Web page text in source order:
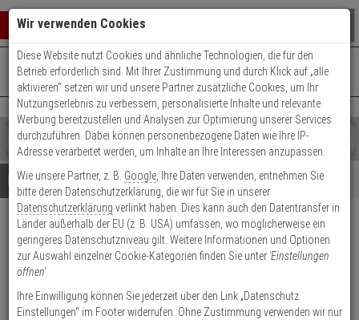
Warenkorb schließen
0 ARTIKEL IM WARENKORB
Ihr Warenkorb ist momentan leer.
Ergebnisse ()
Fertig
Shop
durchsuchen
Bitte
geben
Sie
mindestens
Zeichen
ein,
um
Suche
Es
wurde
noch
Kategorien
Suche
gestartet
+49 (0)821 899 493-0Mo. - Do.: 8:00 - 16:30 | Fr.: 8:00 - 14:00 Uhr
Kontaktservice nutzen
Details Beratung
Satel B-2FLF BR Einbau-
Magnetkontakt braun, flach
1
Wir verwenden Cookies
Diese Website nutzt Cookies und ähnliche Technologien, die für den
Betrieb erforderlich sind. Mit Ihrer Zustimmung und durch Klick auf „alle
aktivieren“ setzen wir und unsere Partner zusätzliche Cookies, um Ihr
Nutzungserlebnis zu verbessern, personalisierte Inhalte und relevante
Werbung bereitzustellen und Analysen zur Optimierung unserer Services
durchzuführen. Dabei können personenbezogene Daten wie Ihre IP-
Adresse verarbeitet werden, um Inhalte an Ihre Interessen anzupassen.
Wie unsere Partner, z. B. Google , Ihre Daten verwenden, entnehmen Sie
bitte deren Datenschutzerklärung, die wir für Sie in unserer
Datenschutzerklärung verlinkt haben. Dies kann auch den Datentransfer in
Länder außerhalb der EU (z. B. USA) umfassen, wo möglicherweise ein
geringeres Datenschutzniveau gilt. Weitere Informationen und Optionen
zur Auswahl einzelner Cookie-Kategorien finden Sie unter 'Einstellungen
öffnen'.
Ihre Einwilligung können Sie jederzeit über den Link „Datenschutz
Einstellungen“ im Footer widerrufen. Ohne Zustimmung verwenden wir nur